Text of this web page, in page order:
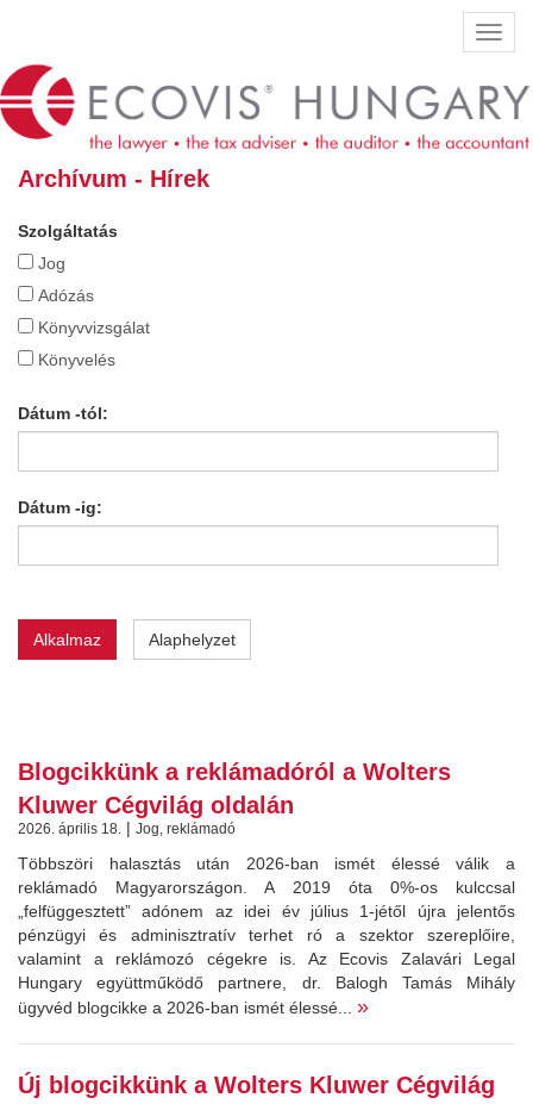
Archívum - Hírek
Szolgáltatás
Jog
Adózás
Könyvvizsgálat
Könyvelés
Dátum -tól:
Dátum -ig:
Alkalmaz Alaphelyzet
Blogcikkünk a reklámadóról a Wolters
Kluwer Cégvilág oldalán
2026. április 18. | Jog, reklámadó
Többszöri halasztás után 2026-ban ismét élessé válik a
reklámadó Magyarországon. A 2019 óta 0%-os kulccsal
„felfüggesztett” adónem az idei év július 1-jétől újra jelentős
pénzügyi és adminisztratív terhet ró a szektor szereplőire,
valamint a reklámozó cégekre is. Az Ecovis Zalavári Legal
Hungary együttműködő partnere, dr. Balogh Tamás Mihály
ügyvéd blogcikke a 2026-ban ismét élessé... »
Új blogcikkünk a Wolters Kluwer Cégvilág